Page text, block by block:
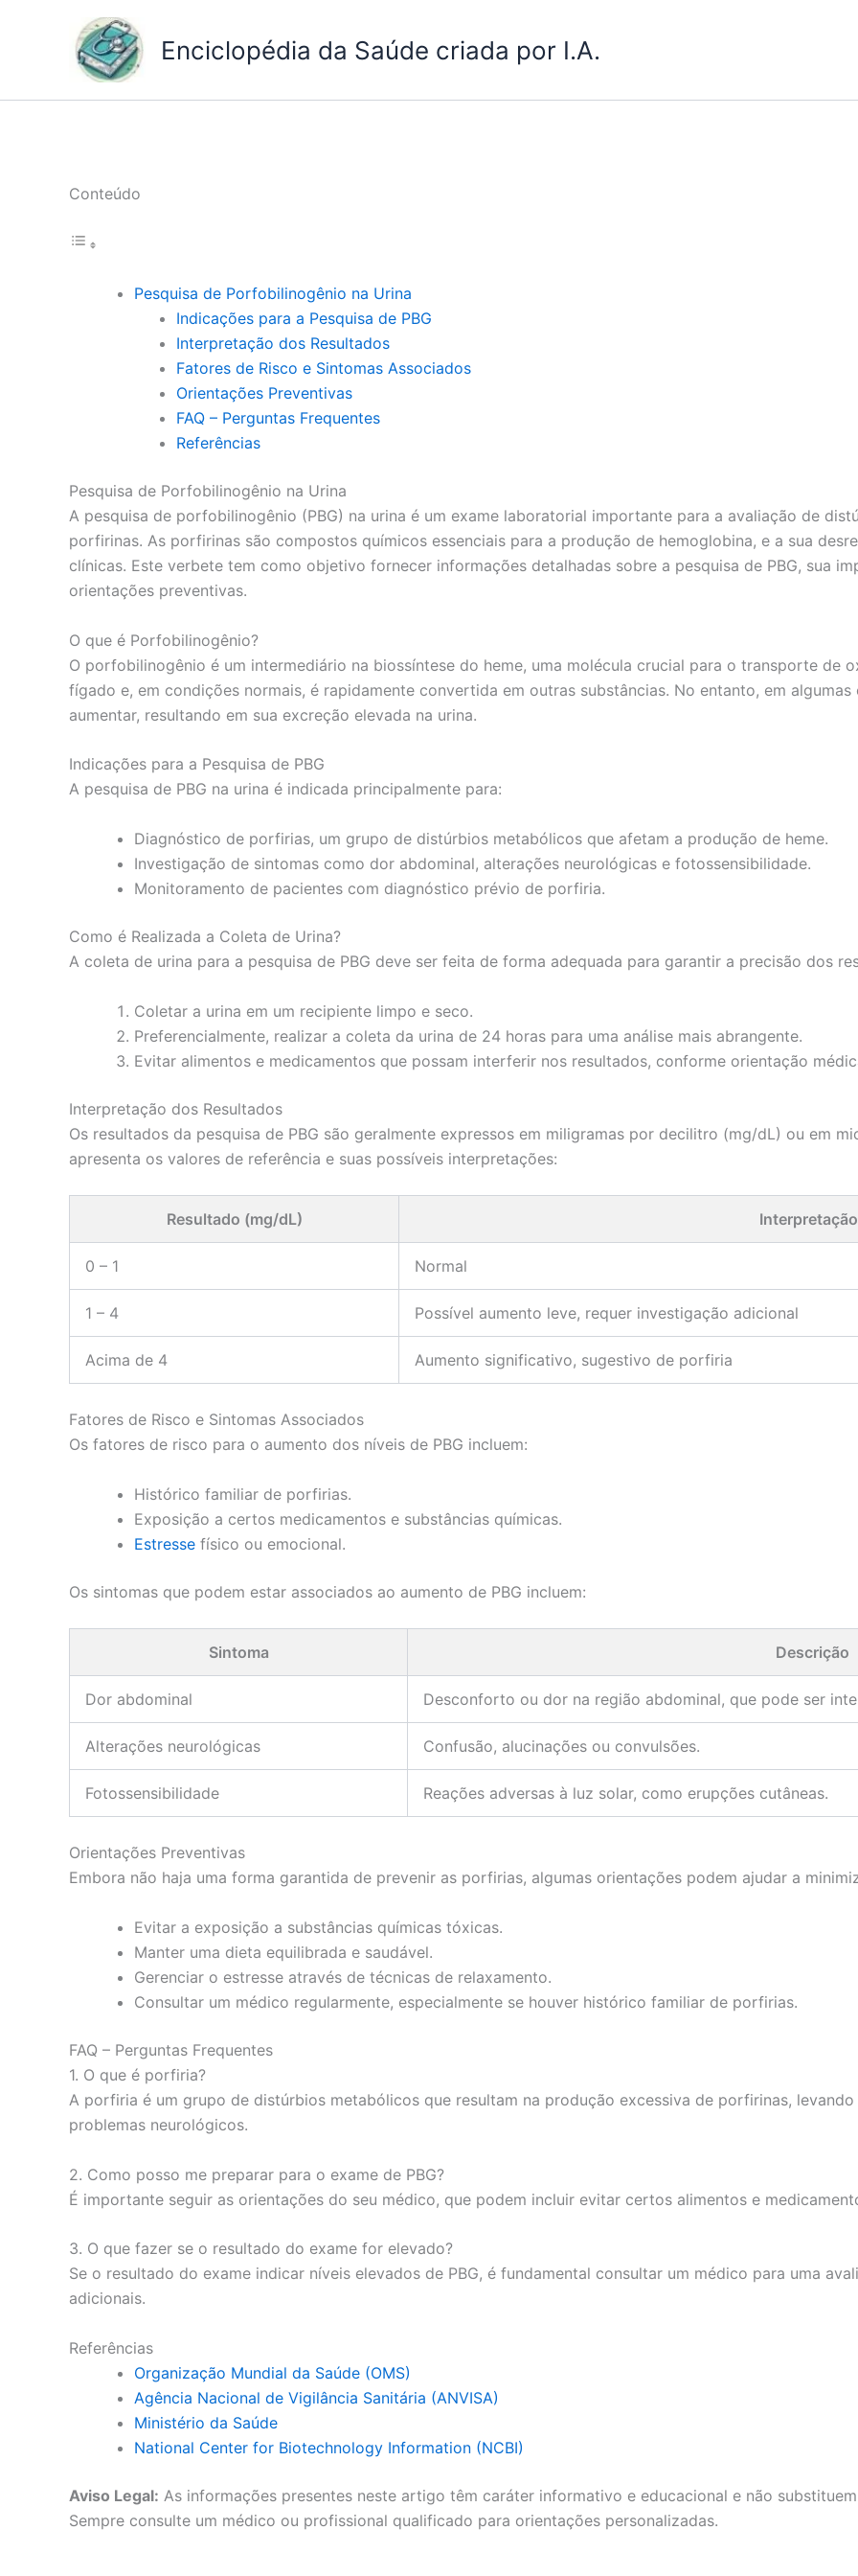
Enciclopédia da Saúde criada por I.A.
Conteúdo
Pesquisa de Porfobilinogênio na Urina
Indicações para a Pesquisa de PBG
Interpretação dos Resultados
Fatores de Risco e Sintomas Associados
Orientações Preventivas
FAQ – Perguntas Frequentes
Referências
Pesquisa de Porfobilinogênio na Urina
A pesquisa de porfobilinogênio (PBG) na urina é um exame laboratorial importante para a avaliação de
porfirinas. As porfirinas são compostos químicos essenciais para a produção de hemoglobina, e a sua
clínicas. Este verbete tem como objetivo fornecer informações detalhadas sobre a pesquisa de PBG, sua
orientações preventivas.
O que é Porfobilinogênio?
O porfobilinogênio é um intermediário na biossíntese do heme, uma molécula crucial para o transporte de
fígado e, em condições normais, é rapidamente convertida em outras substâncias. No entanto, em
aumentar, resultando em sua excreção elevada na urina.
Indicações para a Pesquisa de PBG
A pesquisa de PBG na urina é indicada principalmente para:
Diagnóstico de porfirias, um grupo de distúrbios metabólicos que afetam a produção de heme.
Investigação de sintomas como dor abdominal, alterações neurológicas e fotossensibilidade.
Monitoramento de pacientes com diagnóstico prévio de porfiria.
Como é Realizada a Coleta de Urina?
A coleta de urina para a pesquisa de PBG deve ser feita de forma adequada para garantir a precisão dos
Coletar a urina em um recipiente limpo e seco.
Preferencialmente, realizar a coleta da urina de 24 horas para uma análise mais abrangente.
Evitar alimentos e medicamentos que possam interferir nos resultados, conforme orientação
Interpretação dos Resultados
Os resultados da pesquisa de PBG são geralmente expressos em miligramas por decilitro (mg/dL) ou em
apresenta os valores de referência e suas possíveis interpretações:
Resultado (mg/dL) Interpretação
0 – 1 Normal
1 – 4 Possível aumento leve, requer investigação adicional
Acima de 4 Aumento significativo, sugestivo de porfiria
Fatores de Risco e Sintomas Associados
Os fatores de risco para o aumento dos níveis de PBG incluem:
Histórico familiar de porfirias.
Exposição a certos medicamentos e substâncias químicas.
Estresse físico ou emocional.
Os sintomas que podem estar associados ao aumento de PBG incluem:
Sintoma Descrição
Dor abdominal Desconforto ou dor na região abdominal, que pode ser
Alterações neurológicas Confusão, alucinações ou convulsões.
Fotossensibilidade Reações adversas à luz solar, como erupções cutâneas.
Orientações Preventivas
Embora não haja uma forma garantida de prevenir as porfirias, algumas orientações podem ajudar a
Evitar a exposição a substâncias químicas tóxicas.
Manter uma dieta equilibrada e saudável.
Gerenciar o estresse através de técnicas de relaxamento.
Consultar um médico regularmente, especialmente se houver histórico familiar de porfirias.
FAQ – Perguntas Frequentes
1. O que é porfiria?
A porfiria é um grupo de distúrbios metabólicos que resultam na produção excessiva de porfirinas,
problemas neurológicos.
2. Como posso me preparar para o exame de PBG?
É importante seguir as orientações do seu médico, que podem incluir evitar certos alimentos e
3. O que fazer se o resultado do exame for elevado?
Se o resultado do exame indicar níveis elevados de PBG, é fundamental consultar um médico para uma
adicionais.
Referências
Organização Mundial da Saúde (OMS)
Agência Nacional de Vigilância Sanitária (ANVISA)
Ministério da Saúde
National Center for Biotechnology Information (NCBI)
Aviso Legal: As informações presentes neste artigo têm caráter informativo e educacional e não
Sempre consulte um médico ou profissional qualificado para orientações personalizadas.